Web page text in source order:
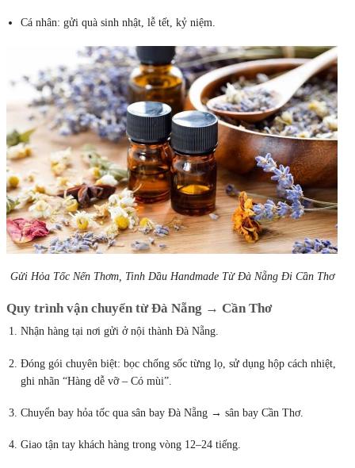
Cá nhân: gửi quà sinh nhật, lễ tết, kỷ niệm.
Gửi Hỏa Tốc Nến Thơm, Tinh Dầu Handmade Từ Đà Nẵng Đi Cần Thơ
Quy trình vận chuyển từ Đà Nẵng → Cần Thơ
Nhận hàng tại nơi gửi ở nội thành Đà Nẵng.
Đóng gói chuyên biệt: bọc chống sốc từng lọ, sử dụng hộp cách nhiệt,
ghi nhãn “Hàng dễ vỡ – Có mùi”.
Chuyển bay hỏa tốc qua sân bay Đà Nẵng → sân bay Cần Thơ.
Giao tận tay khách hàng trong vòng 12–24 tiếng.